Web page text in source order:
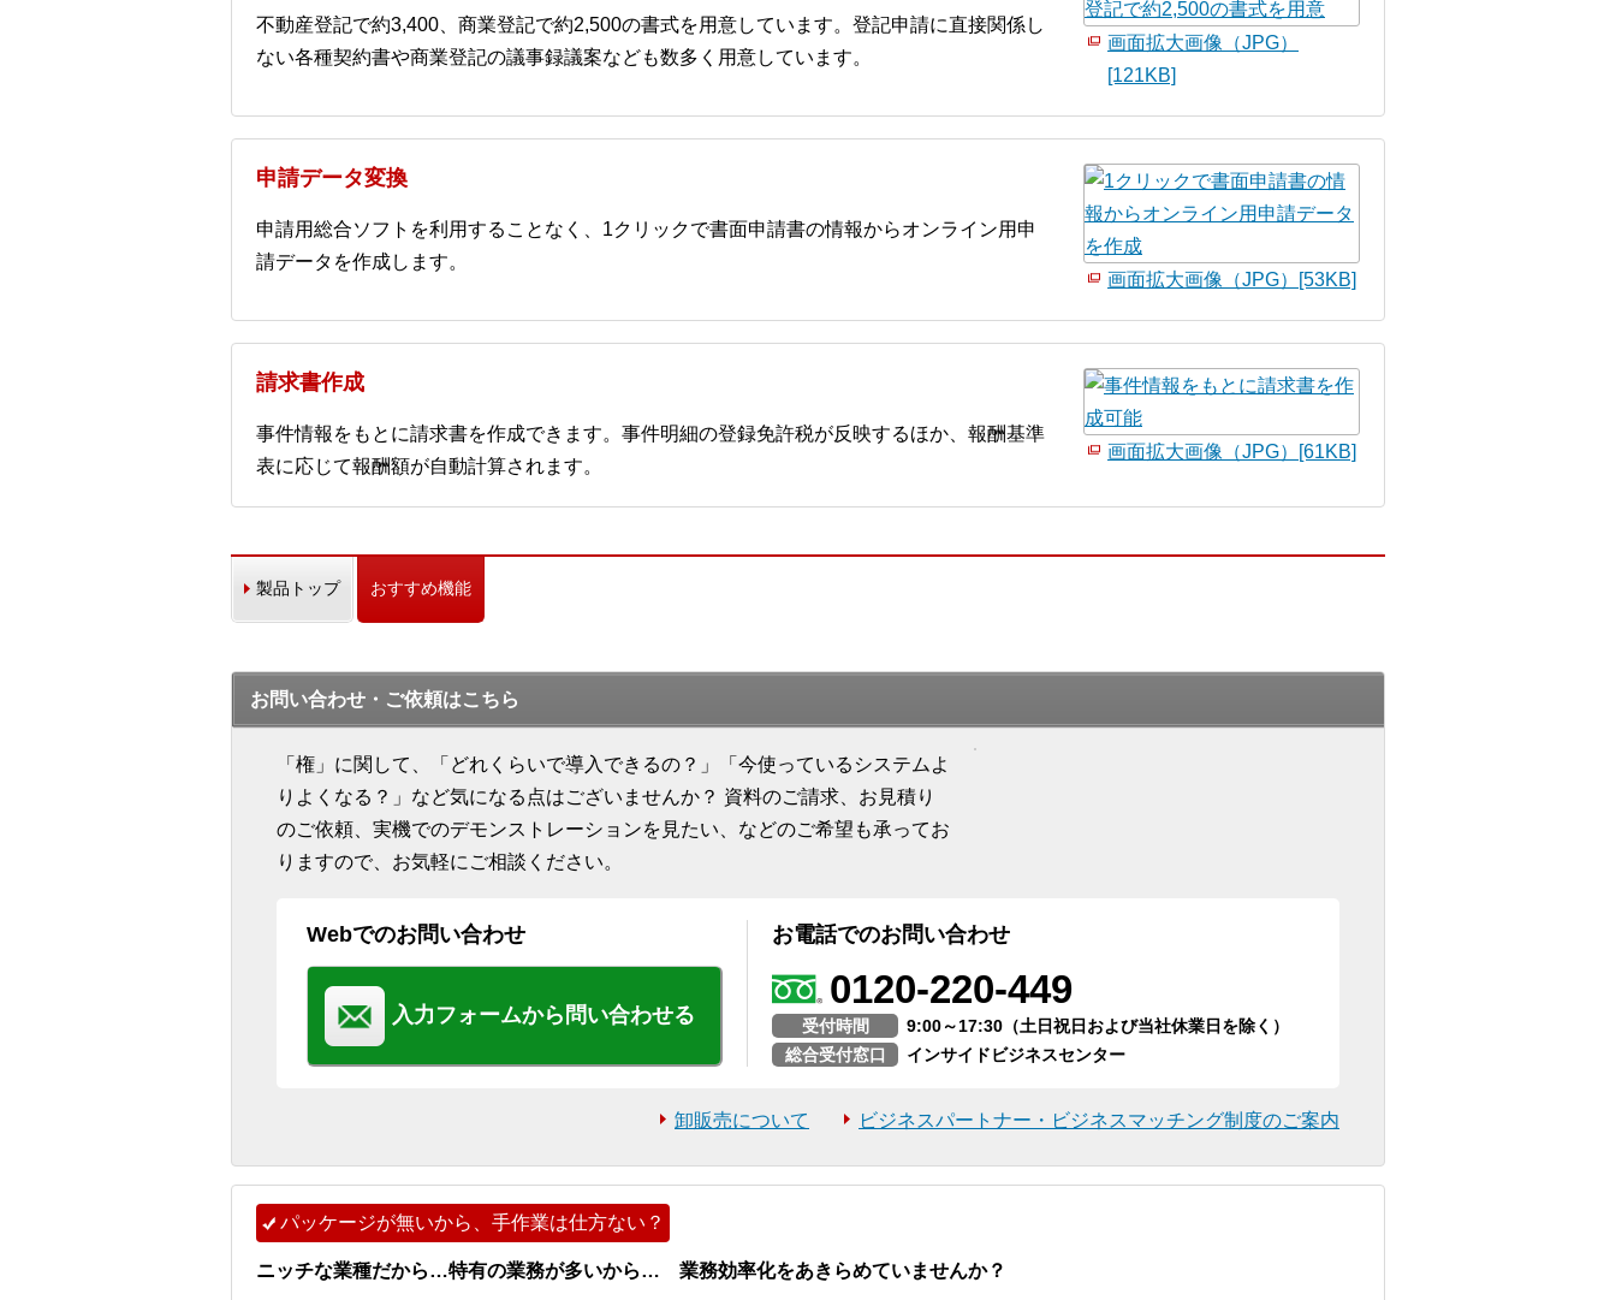
不動産登記で約3,400、商業登記で約2,500の書式を用意しています。登記申請に直接関係し
ない各種契約書や商業登記の議事録議案なども数多く用意しています。
画面拡大画像（JPG）
[121KB]
申請データ変換
申請用総合ソフトを利用することなく、1クリックで書面申請書の情報からオンライン用申
請データを作成します。
画面拡大画像（JPG）[53KB]
請求書作成
事件情報をもとに請求書を作成できます。事件明細の登録免許税が反映するほか、報酬基準
表に応じて報酬額が自動計算されます。
画面拡大画像（JPG）[61KB]
製品トップ おすすめ機能
お問い合わせ・ご依頼はこちら
「権」に関して、「どれくらいで導入できるの？」「今使っているシステムよ
りよくなる？」など気になる点はございませんか？ 資料のご請求、お見積り
のご依頼、実機でのデモンストレーションを見たい、などのご希望も承ってお
りますので、お気軽にご相談ください。
Webでのお問い合わせ
入力フォームから問い合わせる
お電話でのお問い合わせ
0120-220-449
受付時間
9:00～17:30（土日祝日および当社休業日を除く）
総合受付窓口
インサイドビジネスセンター
卸販売について ビジネスパートナー・ビジネスマッチング制度のご案内
パッケージが無いから、手作業は仕方ない？
ニッチな業種だから…特有の業務が多いから… 業務効率化をあきらめていませんか？